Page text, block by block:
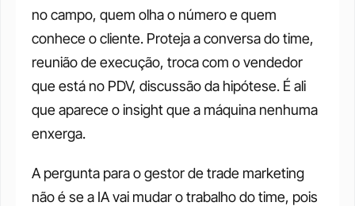
no campo, quem olha o número e quem
conhece o cliente. Proteja a conversa do time,
reunião de execução, troca com o vendedor
que está no PDV, discussão da hipótese. É ali
que aparece o insight que a máquina nenhuma
enxerga.
A pergunta para o gestor de trade marketing
não é se a IA vai mudar o trabalho do time, pois